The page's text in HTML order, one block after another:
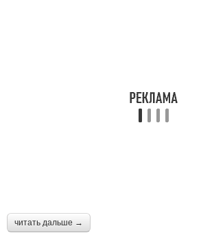
читать дальше →